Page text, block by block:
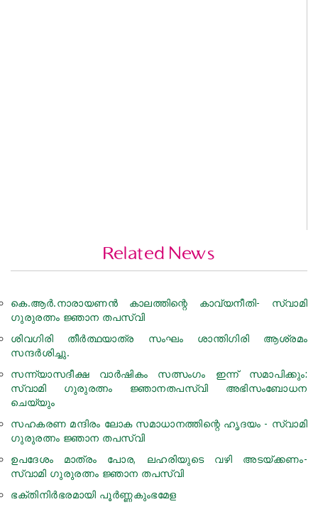
Related News
കെ.ആര്‍.നാരായണന്‍ കാലത്തിന്റെ കാവ്യനീതി- സ്വാമി
ഗുരുരത്നം ജ്ഞാന തപസ്വി
ശിവഗിരി തീർത്ഥയാത്ര സംഘം ശാന്തിഗിരി ആശ്രമം
സന്ദർശിച്ചു.
സന്ന്യാസദീക്ഷ വാർഷികം സത്സംഗം ഇന്ന് സമാപിക്കും:
സ്വാമി ഗുരുരത്നം ജ്ഞാനതപസ്വി അഭിസംബോധന
ചെയ്യും
സഹകരണ മന്ദിരം ലോക സമാധാനത്തിന്റെ ഹൃദയം - സ്വാമി
ഗുരുരത്നം ജ്ഞാന തപസ്വി
ഉപദേശം മാത്രം പോര, ലഹരിയുടെ വഴി അടയ്ക്കണം-
സ്വാമി ഗുരുരത്നം ജ്ഞാന തപസ്വി
ഭക്തിനിര്‍ഭരമായി പൂർണ്ണകുംഭമേള